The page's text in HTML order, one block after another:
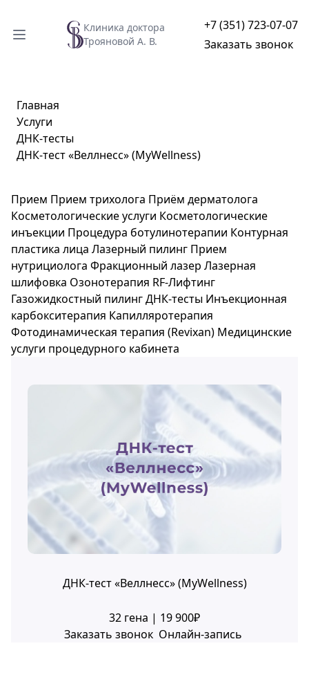
Клиника доктора
Трояновой А. В.
+7 (351) 723-07-07
Заказать звонок
Главная
Услуги
ДНК-тесты
ДНК-тест «Веллнесс» (MyWellness)
Прием Прием трихолога Приём дерматолога
Косметологические услуги Косметологические
инъекции Процедура ботулинотерапии Контурная
пластика лица Лазерный пилинг Прием
нутрициолога Фракционный лазер Лазерная
шлифовка Озонотерапия RF-Лифтинг
Газожидкостный пилингДНК-тесты Инъекционная
карбокситерапия Капилляротерапия
Фотодинамическая терапия (Revixan) Медицинские
услуги процедурного кабинета
ДНК-тест «Веллнесс» (MyWellness)
32 гена | 19 900₽
Заказать звонок Онлайн-запись